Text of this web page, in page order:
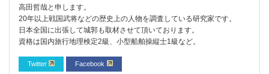
高田哲哉と申します。
20年以上戦国武将などの歴史上の人物を調査している研究家です。
日本全国に出張して城郭も取材させて頂いております。
資格は国内旅行地理検定2級、小型船舶操縦士1級など。
Twitter Facebook